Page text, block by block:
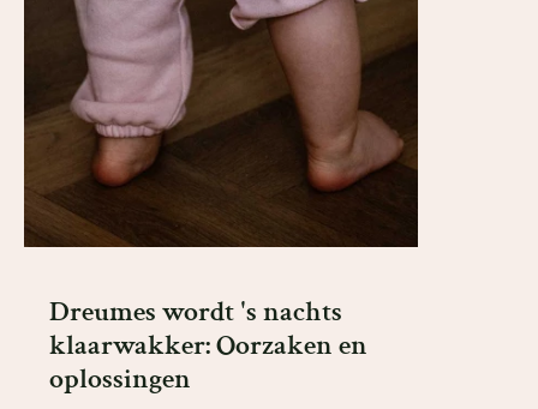
Dreumes wordt 's nachts
klaarwakker: Oorzaken en
oplossingen